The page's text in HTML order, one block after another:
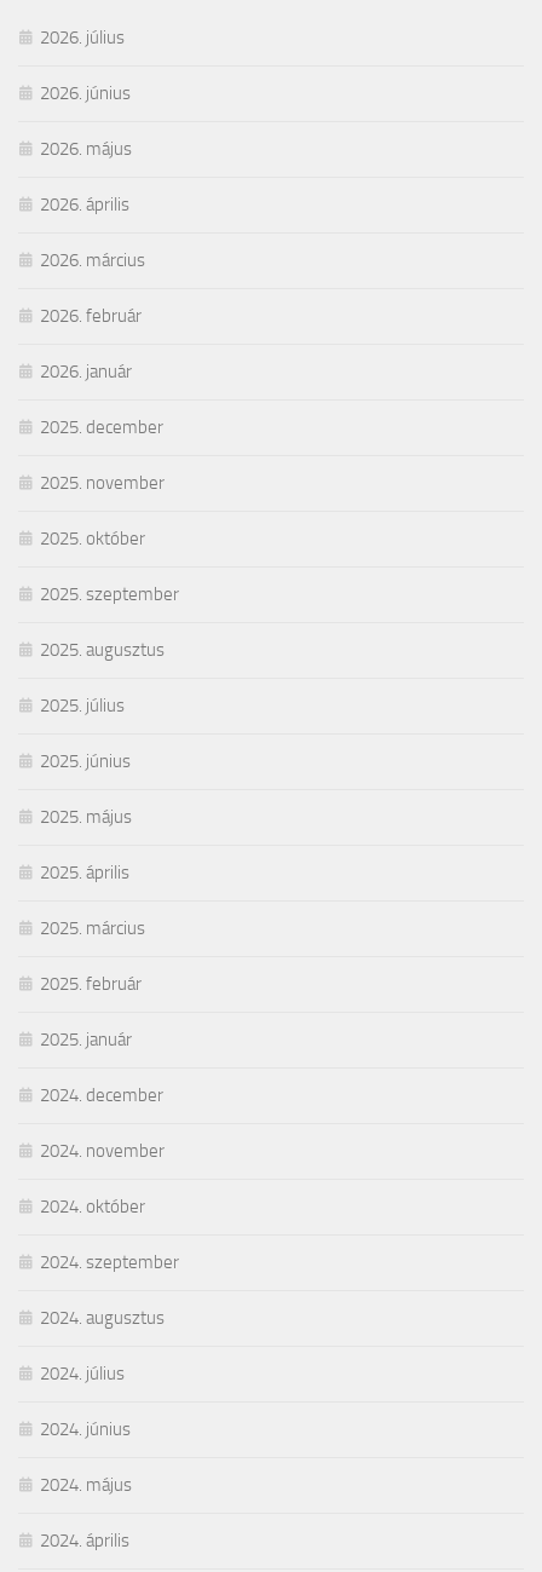
2026. július
2026. június
2026. május
2026. április
2026. március
2026. február
2026. január
2025. december
2025. november
2025. október
2025. szeptember
2025. augusztus
2025. július
2025. június
2025. május
2025. április
2025. március
2025. február
2025. január
2024. december
2024. november
2024. október
2024. szeptember
2024. augusztus
2024. július
2024. június
2024. május
2024. április